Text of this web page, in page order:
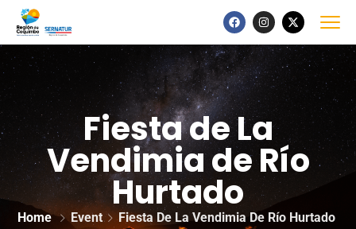
Fiesta de La
Vendimia de Río
Hurtado
Home Event Fiesta De La Vendimia De Río Hurtado